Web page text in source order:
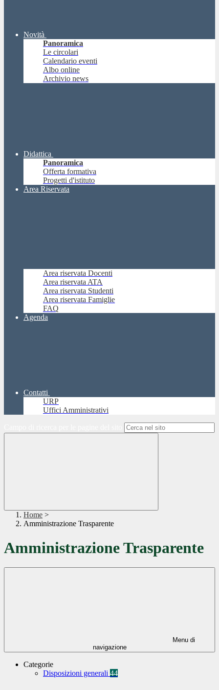
Novità
Panoramica
Le circolari
Calendario eventi
Albo online
Archivio news
Didattica
Panoramica
Offerta formativa
Progetti d'istituto
Area Riservata
Area riservata Docenti
Area riservata ATA
Area riservata Studenti
Area riservata Famiglie
FAQ
Agenda
Contatti
URP
Uffici Amministrativi
Home >
Amministrazione Trasparente
Amministrazione Trasparente
Menu di
navigazione
Categorie
Disposizioni generali 44